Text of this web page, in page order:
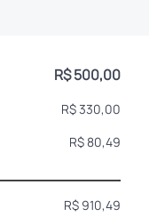
R$ 500,00
R$ 330,00
R$ 80,49
R$ 910,49